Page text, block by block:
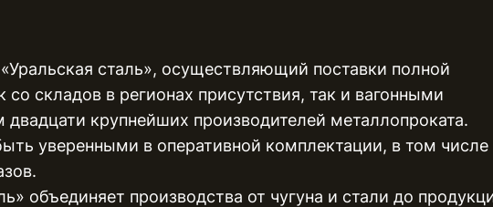
сталь», осуществляющий поставки полной
складов в регионах присутствия, так и вагонными
крупнейших производителей металлопроката.
уверенными в оперативной комплектации, в том числе
объединяет производства от чугуна и стали до